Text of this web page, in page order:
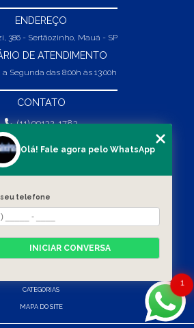
ENDEREÇO
386 - Sertãozinho, Mauá - SP
DE ATENDIMENTO
Segunda das 8:00h às 13:00h
CONTATO
(11) 99132-1783
(11) 99132-1783
SOBRE NÓS
PRODUTOS
CATEGORIAS
MAPA DO SITE
1
Olá! Fale agora pelo WhatsApp
seu telefone
INICIAR CONVERSA